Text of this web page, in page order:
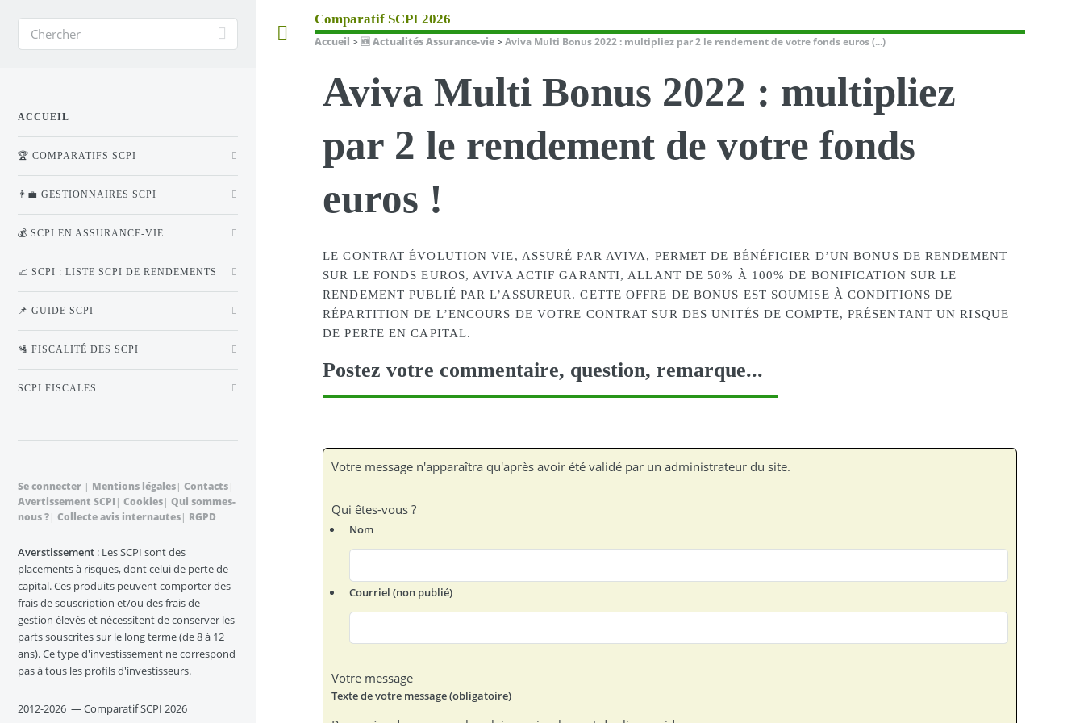
Comparatif SCPI 2026
Accueil > 🆕 Actualités Assurance-vie>Aviva Multi Bonus 2022 : multipliez par 2 le rendement de votre fonds euros (...)
Aviva Multi Bonus 2022 : multipliez
par 2 le rendement de votre fonds
euros !
LE CONTRAT ÉVOLUTION VIE, ASSURÉ PAR AVIVA, PERMET DE BÉNÉFICIER D’UN BONUS DE RENDEMENT
SUR LE FONDS EUROS, AVIVA ACTIF GARANTI, ALLANT DE 50% À 100% DE BONIFICATION SUR LE
RENDEMENT PUBLIÉ PAR L’ASSUREUR. CETTE OFFRE DE BONUS EST SOUMISE À CONDITIONS DE
RÉPARTITION DE L’ENCOURS DE VOTRE CONTRAT SUR DES UNITÉS DE COMPTE, PRÉSENTANT UN RISQUE
DE PERTE EN CAPITAL.
Postez votre commentaire, question, remarque...
Votre message n'apparaîtra qu'après avoir été validé par un administrateur du site.
Qui êtes-vous ?
Nom
Courriel (non publié)
Votre message
Texte de votre message (obligatoire)
ACCUEIL
🏆 COMPARATIFS SCPI
👨‍💼 GESTIONNAIRES SCPI
💰 SCPI EN ASSURANCE-VIE
📈 SCPI : LISTE SCPI DE RENDEMENTS
📌 GUIDE SCPI
🛂 FISCALITÉ DES SCPI
SCPI FISCALES
Se connecter | Mentions légales| Contacts|
Avertissement SCPI | Cookies| Qui sommes-
nous ?| Collecte avis internautes| RGPD
Averstissement : Les SCPI sont des
placements à risques, dont celui de perte de
capital. Ces produits peuvent comporter des
frais de souscription et/ou des frais de
gestion élevés et nécessitent de conserver les
parts souscrites sur le long terme (de 8 à 12
ans). Ce type d'investissement ne correspond
pas à tous les profils d'investisseurs.
2012-2026 — Comparatif SCPI 2026
Toggle